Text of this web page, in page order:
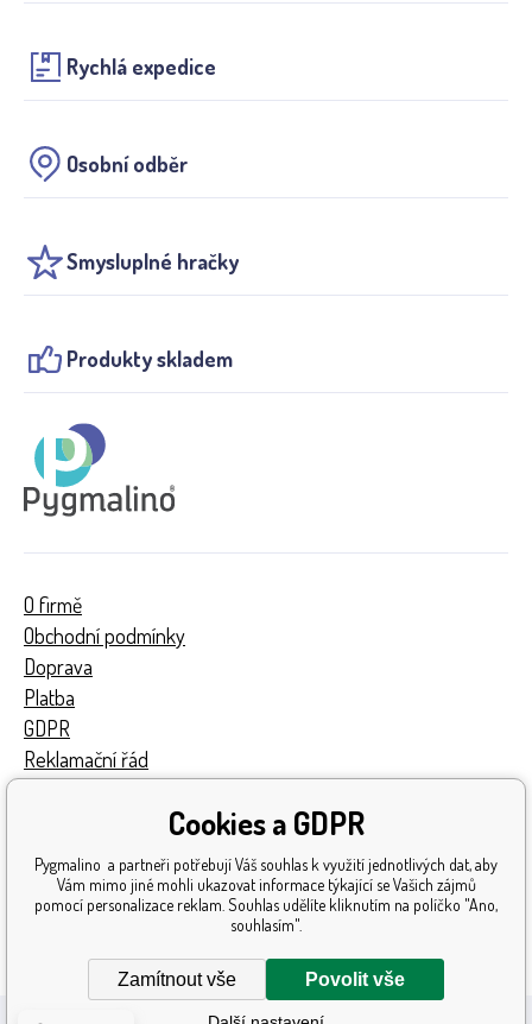
Rychlá expedice
Osobní odběr
Smysluplné hračky
Produkty skladem
O firmě
Obchodní podmínky
Doprava
Platba
GDPR
Reklamační řád
Získaná ocenění
Katalog hraček
Mapa stránek
Cookies a GDPR
Pygmalino a partneři potřebují Váš souhlas k využití jednotlivých dat, aby
Vám mimo jiné mohli ukazovat informace týkající se Vašich zájmů
pomocí personalizace reklam. Souhlas udělíte kliknutím na políčko "Ano,
souhlasím".
Zamítnout vše Povolit vše